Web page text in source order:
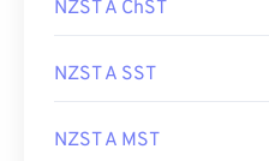
NZST A ChST
NZST A SST
NZST A MST